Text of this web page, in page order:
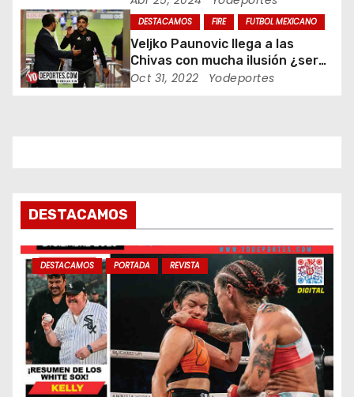
t
r
a
s
DESTACAMOS FIRE FUTBOL MEXICANO
Veljko Paunovic llega a las
Chivas con mucha ilusión ¿será
suficiente?
Oct 31, 2022 Yodeportes
DESTACAMOS
DESTACAMOS PORTADA REVISTA